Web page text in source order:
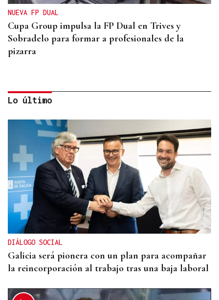
NUEVA FP DUAL
Cupa Group impulsa la FP Dual en Trives y
Sobradelo para formar a profesionales de la
pizarra
MEDIO RURAL
Tres novos pasteiros en Chandrexa e Manzaneda
Lo último
DIÁLOGO SOCIAL
Galicia será pionera con un plan para acompañar
la reincorporación al trabajo tras una baja laboral